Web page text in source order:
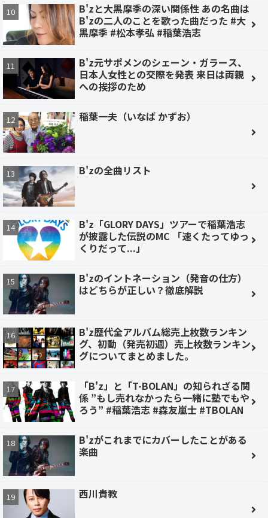
B'zと大黒摩季の深い関係性 あの名曲は
B'zの二人のことを歌った曲だった #大
黒摩季 #松本孝弘 #稲葉浩志
B'z元サポメンのシェーン・ガラース、
日本人女性との交際を発表 来日は両親
への挨拶のため
稲葉一夫（いなば かずお）
B'zの全曲リスト
B'z「GLORY DAYS」ツアーで稲葉浩志
が披露した伝説のMC 「速くたってゆっ
くりだって...」
B'zのイントネーション（発音の仕方）
はどちらが正しい？徹底解説
B'z歴代全アルバム総売上枚数ランキン
グ、初動（発売初週）売上枚数ランキン
グについてまとめました。
「B'z」と「T-BOLAN」の知られざる関
係 ”もし売れなかったら一緒に塾でもや
ろう” #稲葉浩志 #森友嵐士 #TBOLAN
B'zがこれまでにカバーしたことがある
楽曲
西川貴教